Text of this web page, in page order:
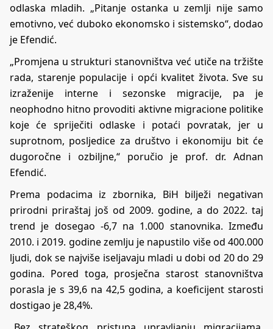
odlaska mladih. „Pitanje ostanka u zemlji nije samo
emotivno, već duboko ekonomsko i sistemsko“, dodao
je Efendić.
„Promjena u strukturi stanovništva već utiče na tržište
rada, starenje populacije i opći kvalitet života. Sve su
izraženije interne i sezonske migracije, pa je
neophodno hitno provoditi aktivne migracione politike
koje će spriječiti odlaske i potaći povratak, jer u
suprotnom, posljedice za društvo i ekonomiju bit će
dugoročne i ozbiljne,“ poručio je prof. dr. Adnan
Efendić.
Prema podacima iz zbornika, BiH bilježi negativan
prirodni priraštaj još od 2009. godine, a do 2022. taj
trend je dosegao -6,7 na 1.000 stanovnika. Između
2010. i 2019. godine zemlju je napustilo više od 400.000
ljudi, dok se najviše iseljavaju mladi u dobi od 20 do 29
godina. Pored toga, prosječna starost stanovništva
porasla je s 39,6 na 42,5 godina, a koeficijent starosti
dostigao je 28,4%.